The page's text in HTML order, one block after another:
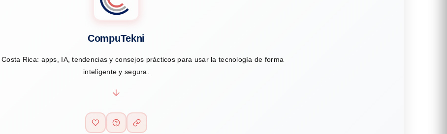
CompuTekni
Rica: apps, IA, tendencias y consejos prácticos para usar la tecnología de forma
inteligente y segura.